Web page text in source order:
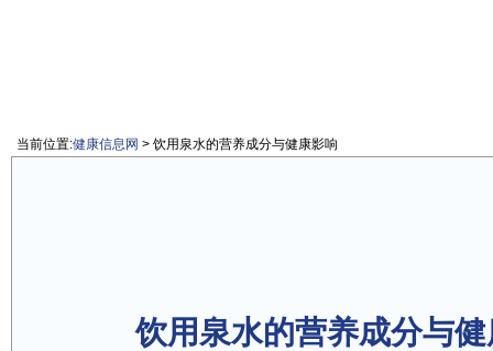
当前位置:健康信息网 > 饮用泉水的营养成分与健康影响
饮用泉水的营养成分与